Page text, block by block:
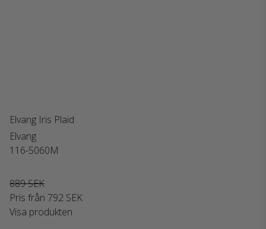
Elvang Iris Plaid
Elvang
116-5060M
889 SEK
Pris från 792 SEK
Visa produkten